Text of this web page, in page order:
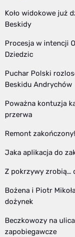
Koło widokowe już
Beskidy
Procesja w intencji
Dziedzic
Puchar Polski
Beskidu Andrychów
Poważna kontuzja
przerwa
Remont zakończony!
Jaka aplikacja do
Z pokrzywy zrobią…
Bożena i Piotr
dożynek
Beczkowozy na
zapobiegawcze